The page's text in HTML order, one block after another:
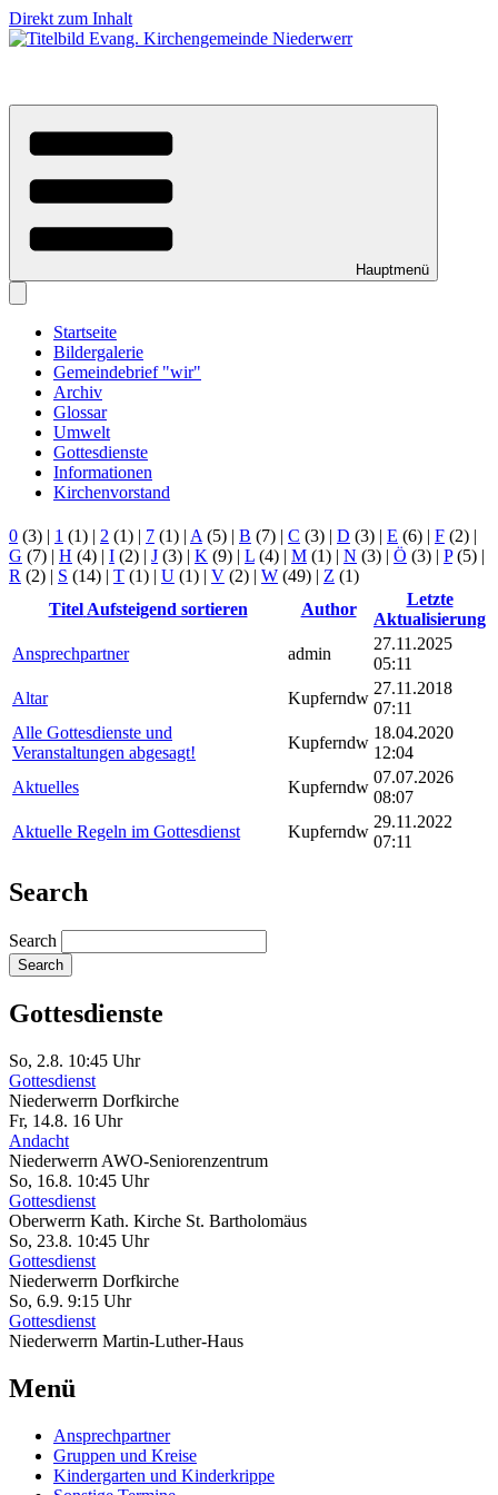
Direkt zum Inhalt
Hauptmenü
Startseite
Bildergalerie
Gemeindebrief "wir"
Archiv
Glossar
Umwelt
Gottesdienste
Informationen
Kirchenvorstand
0 (3) | 1 (1) | 2 (1) | 7 (1) | A(5) | B (7) | C (3) | D (3) | E (6) | F (2) |
G (7) | H (4) | I (2) | J (3) | K (9) | L (4) | M (1) | N (3) | Ö (3) | P(5) |
R (2) | S (14) | T (1) | U (1) | V (2) | W (49) | Z (1)
Titel Aufsteigend sortieren Author
Letzte
Aktualisierung
Ansprechpartner
admin
27.11.2025
05:11
Altar
Kupferndw
27.11.2018
07:11
Alle Gottesdienste und
Veranstaltungen abgesagt!
Kupferndw
18.04.2020
12:04
Aktuelles
Kupferndw
07.07.2026
08:07
Aktuelle Regeln im Gottesdienst
Kupferndw
29.11.2022
07:11
Search
Search
Gottesdienste
So, 2.8. 10:45 Uhr
Gottesdienst
Niederwerrn Dorfkirche
Fr, 14.8. 16 Uhr
Andacht
Niederwerrn AWO-Seniorenzentrum
So, 16.8. 10:45 Uhr
Gottesdienst
Oberwerrn Kath. Kirche St. Bartholomäus
So, 23.8. 10:45 Uhr
Gottesdienst
Niederwerrn Dorfkirche
So, 6.9. 9:15 Uhr
Gottesdienst
Niederwerrn Martin-Luther-Haus
Menü
Ansprechpartner
Gruppen und Kreise
Kindergarten und Kinderkrippe